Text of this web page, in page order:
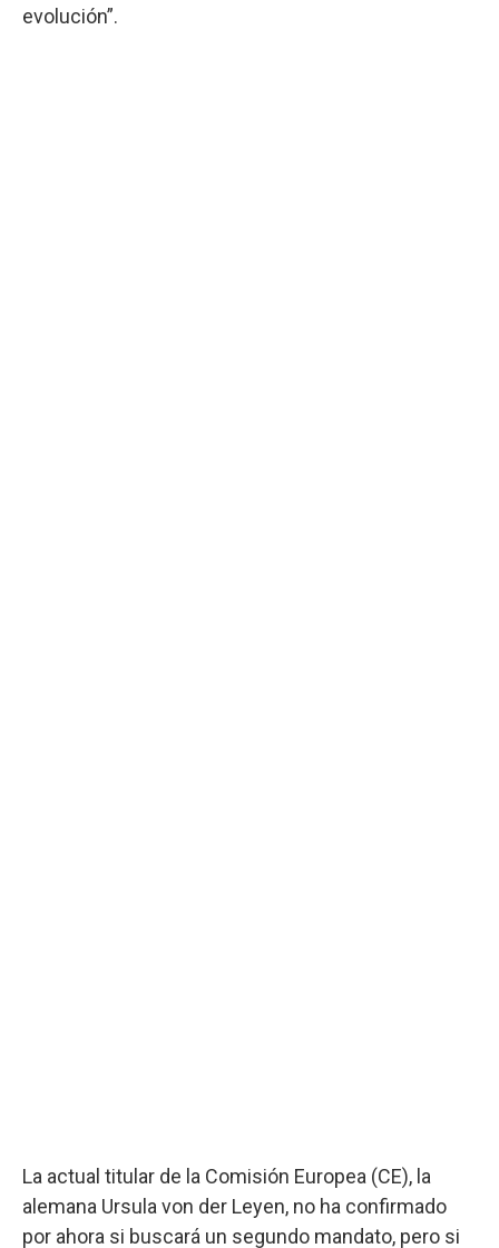
evolución”.
La actual titular de la Comisión Europea (CE), la
alemana Ursula von der Leyen, no ha confirmado
por ahora si buscará un segundo mandato, pero si